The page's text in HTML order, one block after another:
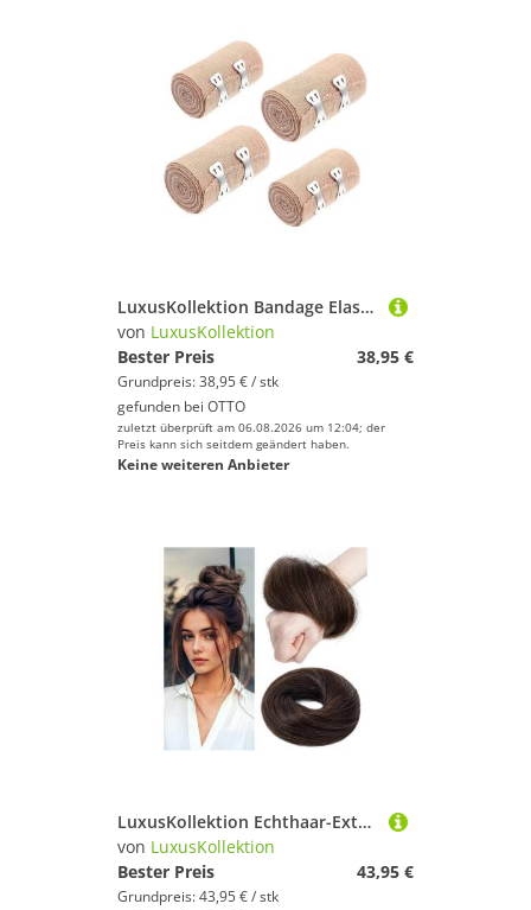
LuxusKollektion Bandage Elastische Bandage Wrap 4er-Pack mit 8 Clips – Knie Knöchel Handgelenk
von LuxusKollektion
Bester Preis
38,95 €
Grundpreis: 38,95 € / stk
gefunden bei OTTO
zuletzt überprüft am 06.08.2026 um 12:04; der
Preis kann sich seitdem geändert haben.
Keine weiteren Anbieter
LuxusKollektion Echthaar-Extension Haarteil Dutt Gummiband Haargummi Echthaar Glatt-17g 02 Dunkel Braun
von LuxusKollektion
Bester Preis
43,95 €
Grundpreis: 43,95 € / stk